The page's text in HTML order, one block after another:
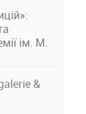
ім. М.
&